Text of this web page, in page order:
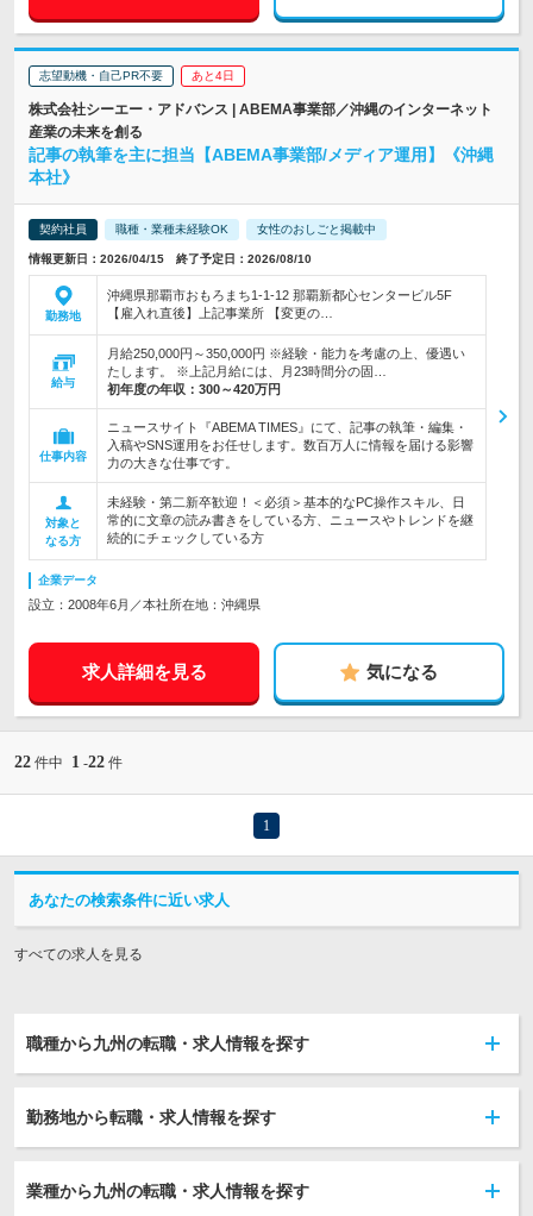
志望動機・自己PR不要 あと4日
株式会社シーエー・アドバンス | ABEMA事業部／沖縄のインターネット
産業の未来を創る
記事の執筆を主に担当【ABEMA事業部/メディア運用】《沖縄
本社》
契約社員 職種・業種未経験OK 女性のおしごと掲載中
情報更新日：2026/04/15 終了予定日：2026/08/10
勤務地
沖縄県那覇市おもろまち1-1-12 那覇新都心センタービル5F
【雇入れ直後】上記事業所 【変更の…
給与
月給250,000円～350,000円 ※経験・能力を考慮の上、優遇い
たします。 ※上記月給には、月23時間分の固…
初年度の年収： 300～420万円
仕事内容
ニュースサイト『ABEMA TIMES』にて、記事の執筆・編集・
入稿やSNS運用をお任せします。数百万人に情報を届ける影響
力の大きな仕事です。
対象と
なる方
未経験・第二新卒歓迎！＜必須＞基本的なPC操作スキル、日
常的に文章の読み書きをしている方、ニュースやトレンドを継
続的にチェックしている方
企業データ
設立：2008年6月／本社所在地：沖縄県
求人詳細を見る 気になる
22 件中 1 -22 件
1
あなたの検索条件に近い求人
すべての求人を見る
職種から九州の転職・求人情報を探す
勤務地から転職・求人情報を探す
業種から九州の転職・求人情報を探す